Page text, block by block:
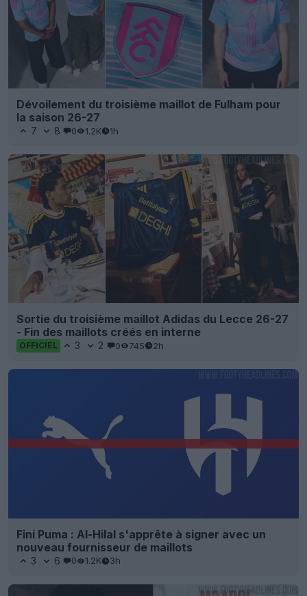
Dévoilement du troisième maillot de Fulham pour
la saison 26-27
7 8 0 1.2K 1h
Sortie du troisième maillot Adidas du Lecce 26-27
- Fin des maillots créés en interne
OFFICIEL 3 2 0 745 2h
Fini Puma : Al-Hilal s'apprête à signer avec un
nouveau fournisseur de maillots
3 6 0 1.2K 3h